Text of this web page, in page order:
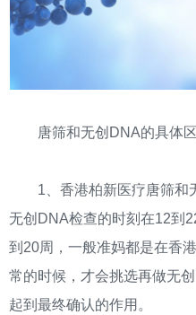
唐筛和无创DNA的具体区
1、香港柏新医疗唐筛和无
无创DNA检查的时刻在12到
到20周，一般准妈都是在香
常的时候，才会挑选再做无
起到最终确认的作用。